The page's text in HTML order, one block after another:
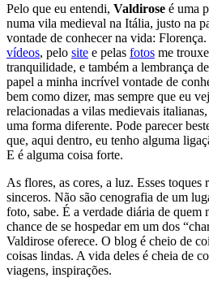
Pelo que eu entendi, Valdirose é uma
numa vila medieval na Itália, justo na
vontade de conhecer na vida:
vídeos, pelo site e pelas fotos me
tranquilidade, e também a lembrança
papel a minha incrível vontade de
bem como dizer, mas sempre que eu
relacionadas a vilas medievais
uma forma diferente. Pode parecer
que, aqui dentro, eu tenho alguma
E é alguma coisa forte.
As flores, as cores, a luz. Esses toques
sinceros. Não são cenografia de um
foto, sabe. É a verdade diária de quem
chance de se hospedar em um dos
Valdirose oferece. O blog é cheio de
coisas lindas. A vida deles é cheia de
viagens, inspirações.